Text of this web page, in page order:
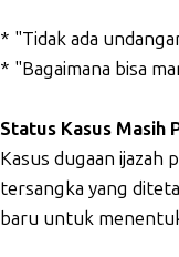
* "Tidak ada
* "Bagaimana bisa
Status Kasus Masih
Kasus dugaan ijazah
tersangka yang
baru untuk